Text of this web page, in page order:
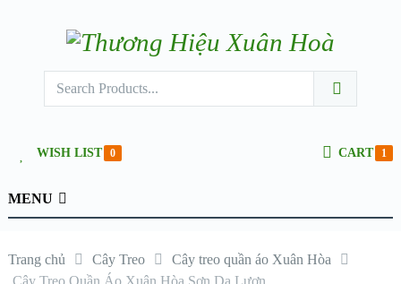
WISH LIST 0 CART 1
MENU
Trang chủ Cây Treo
Cây treo quần áo Xuân Hòa
Cây Treo Quần Áo Xuân Hòa Sơn Da Lươn